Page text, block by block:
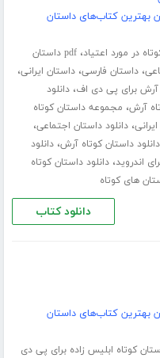
بهترین کتاب‌های داستان
در مورد اعتیاد،
pdf داستان
،داستان فارسی،داستان ایرانی،
آرش برای پی دی اف،دانلود
آرش، مجموعه داستان کوتاه
،دانلود داستان اجتماعی،
دانلود داستان کوتاه آرش،دانلود
اندروید،دانلود داستان کوتاه
های کوتاه
دانلود کتاب
بهترین کتاب‌های داستان
کوتاه ابلیس زاده برای پی دی